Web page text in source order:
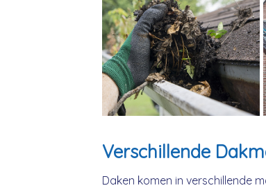
Verschillende
Daken komen in verschillende